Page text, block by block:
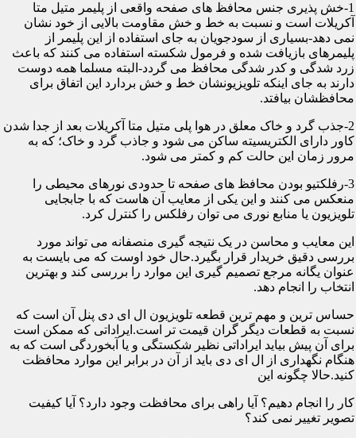
1-خش پذیری جنس محافظ های صفحه واقعی از پلیمر متیل متا
آکریلات است و نسبت به خط و خش مقاومت بالایی از خود نشان
نمی دهد-بسیاری از سودجویان به جای استفاده از این پلیمر از
پلیمرهای بازیافت شده و فرمول شکسته استفاده می کنند که باعث
زرد شدگی و کدر شدگی محافظ می گردد-البته مسلما همه دوست
دارند به جای اینکه تلویزیونشان خط و خش بردارد این اتفاق برای
محافظشان بیافتد.
2-جذب گرد و خاک معلق در هوا پلی متیل متا آکریلات بعد از جدا شدن
کاور دارای الکتریسیته ساکن می شود و جاذب گرد و خاک؛ که به
مرور زمان این حالت کم و کمتر می شود.
3-رفلکتیو بودن محافظ های صفحه تا حدودی نورهای محیطی را
منعکس می کنند و این یکی از معایب آن هاست که با جابجایی
تلویزیون یا منابع نوری می توان رفلکس را کنترل کرد.
این معایب و محاسن در یک نتیجه گیری منصفانه می تواند مورد
بررسی دقیق خریدار قرار بگیرد.حال خود اوست که می بایست به
عنوان یگانه مرجع تصمیم گیری این موارد را بررسی کند و بهترین
انتخاب را انجام دهد.
حساس ترین و مهم ترین قطعه تلویزیون ال ای دی پنل آن است که
نسبت به قطعات دیگر گران قیمت تر است.ایراداتی که ممکن است
برای آن پیش بیاید ایراداتی نظیر شکستگی و یا آبخوردگی است که به
هنگام نگهداری از ال ای دی باید از آن در برابر این موارد محافظت
کنید.حالا چگونه این
کار را انجام دهیم؟ آیا راهی برای محافظت وجود دارد؟ آیا کیفیت
تصویر تغییر نمی کند؟